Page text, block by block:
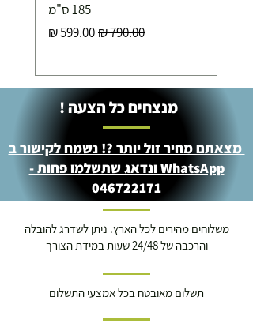
185 ס"מ
מחיר רגילמחיר מבצע
מנצחים כל הצעה !
מצאתם מחיר זול יותר ?! נשמח לקישור ב
WhatsApp ונדאג שתשלמו פחות -
046722171
משלוחים מהירים לכל הארץ. ניתן לשדרג להובלה
והרכבה של 24/48 שעות במידת הצורך
תשלום מאובטח בכל אמצעי התשלום